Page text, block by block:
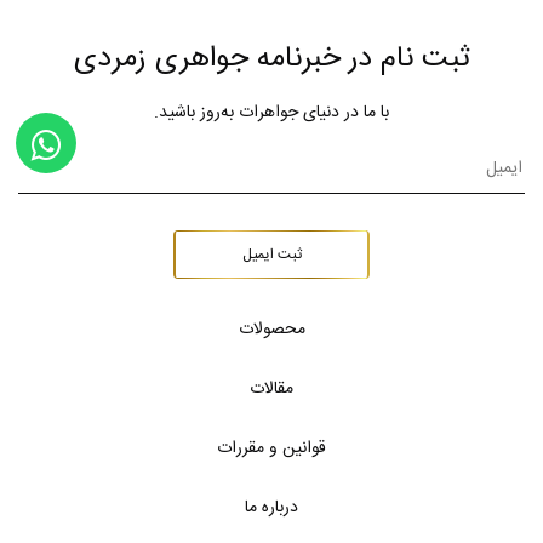
ثبت نام در خبرنامه جواهری زمردی
با ما در دنیای جواهرات به‌روز باشید.
ثبت ایمیل
محصولات
مقالات
قوانین و مقررات
درباره ما